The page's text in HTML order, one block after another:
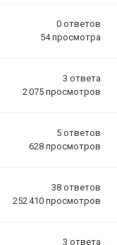
0 ответов
54 просмотра
3 ответа
2 075 просмотров
5 ответов
628 просмотров
38 ответов
252 410 просмотров
3 ответа